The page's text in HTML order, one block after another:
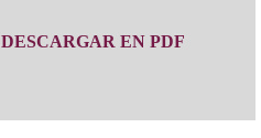
DESCARGAR EN PDF